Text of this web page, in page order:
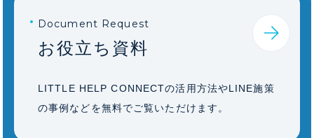
Document Request
お役立ち資料
LITTLE HELP CONNECTの活用方法やLINE施策
の事例などを無料でご覧いただけます。